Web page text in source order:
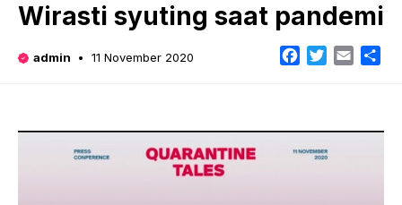
Wirasti syuting saat pandemi
admin 11 November 2020 Facebook
TwitterEmail